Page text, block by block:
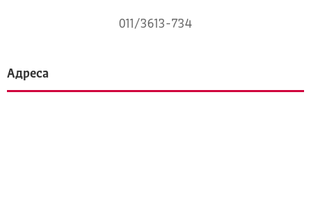
011/3613-734
Адреса